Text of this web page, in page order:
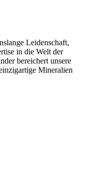
Leidenschaft,
in die Welt der
bereichert unsere
Mineralien